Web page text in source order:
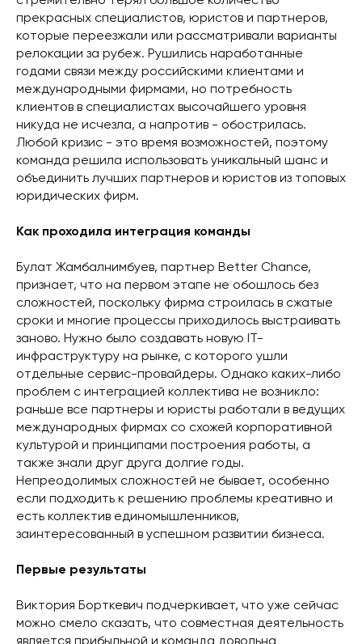
прекрасных специалистов, юристов и партнеров,
которые переезжали или рассматривали варианты
релокации за рубеж. Рушились наработанные
годами связи между российскими клиентами и
международными фирмами, но потребность
клиентов в специалистах высочайшего уровня
никуда не исчезла, а напротив - обострилась.
Любой кризис - это время возможностей, поэтому
команда решила использовать уникальный шанс и
объединить лучших партнеров и юристов из топовых
юридических фирм.
Как проходила интеграция команды
Булат Жамбалнимбуев, партнер Better Chance,
признает, что на первом этапе не обошлось без
сложностей, поскольку фирма строилась в сжатые
сроки и многие процессы приходилось выстраивать
заново. Нужно было создавать новую IT-
инфраструктуру на рынке, с которого ушли
отдельные сервис-провайдеры. Однако каких-либо
проблем с интеграцией коллектива не возникло:
раньше все партнеры и юристы работали в ведущих
международных фирмах со схожей корпоративной
культурой и принципами построения работы, а
также знали друг друга долгие годы.
Непреодолимых сложностей не бывает, особенно
если подходить к решению проблемы креативно и
есть коллектив единомышленников,
заинтересованный в успешном развитии бизнеса.
Первые результаты
Виктория Борткевич подчеркивает, что уже сейчас
можно смело сказать, что совместная деятельность